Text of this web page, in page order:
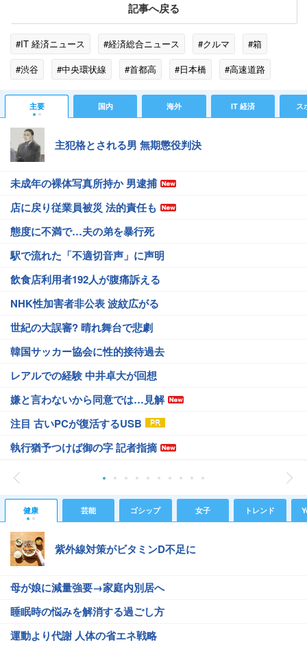
記事へ戻る
#IT 経済ニュース #経済総合ニュース #クルマ
#箱
#渋谷
#中央環状線 #首都高 #日本橋 #高速道路
主要 国内 海外 IT 経済 ス
主犯格とされる男 無期懲役判決
未成年の裸体写真所持か 男逮捕
店に戻り従業員被災 法的責任も
態度に不満で…夫の弟を暴行死
駅で流れた「不適切音声」に声明
飲食店利用者192人が腹痛訴える
NHK性加害者非公表 波紋広がる
世紀の大誤審? 晴れ舞台で悲劇
韓国サッカー協会に性的接待過去
レアルでの経験 中井卓大が回想
嫌と言わないから同意では…見解
注目 古いPCが復活するUSB
執行猶予つけば御の字 記者指摘
健康 芸能 ゴシップ 女子 トレンド
紫外線対策がビタミンD不足に
母が娘に減量強要→家庭内別居へ
睡眠時の悩みを解消する過ごし方
運動より代謝 人体の省エネ戦略